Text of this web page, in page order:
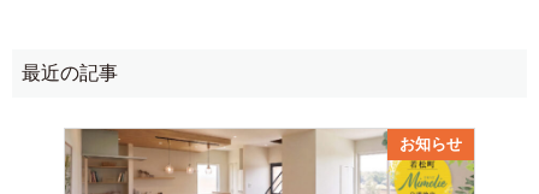
最近の記事
お知らせ